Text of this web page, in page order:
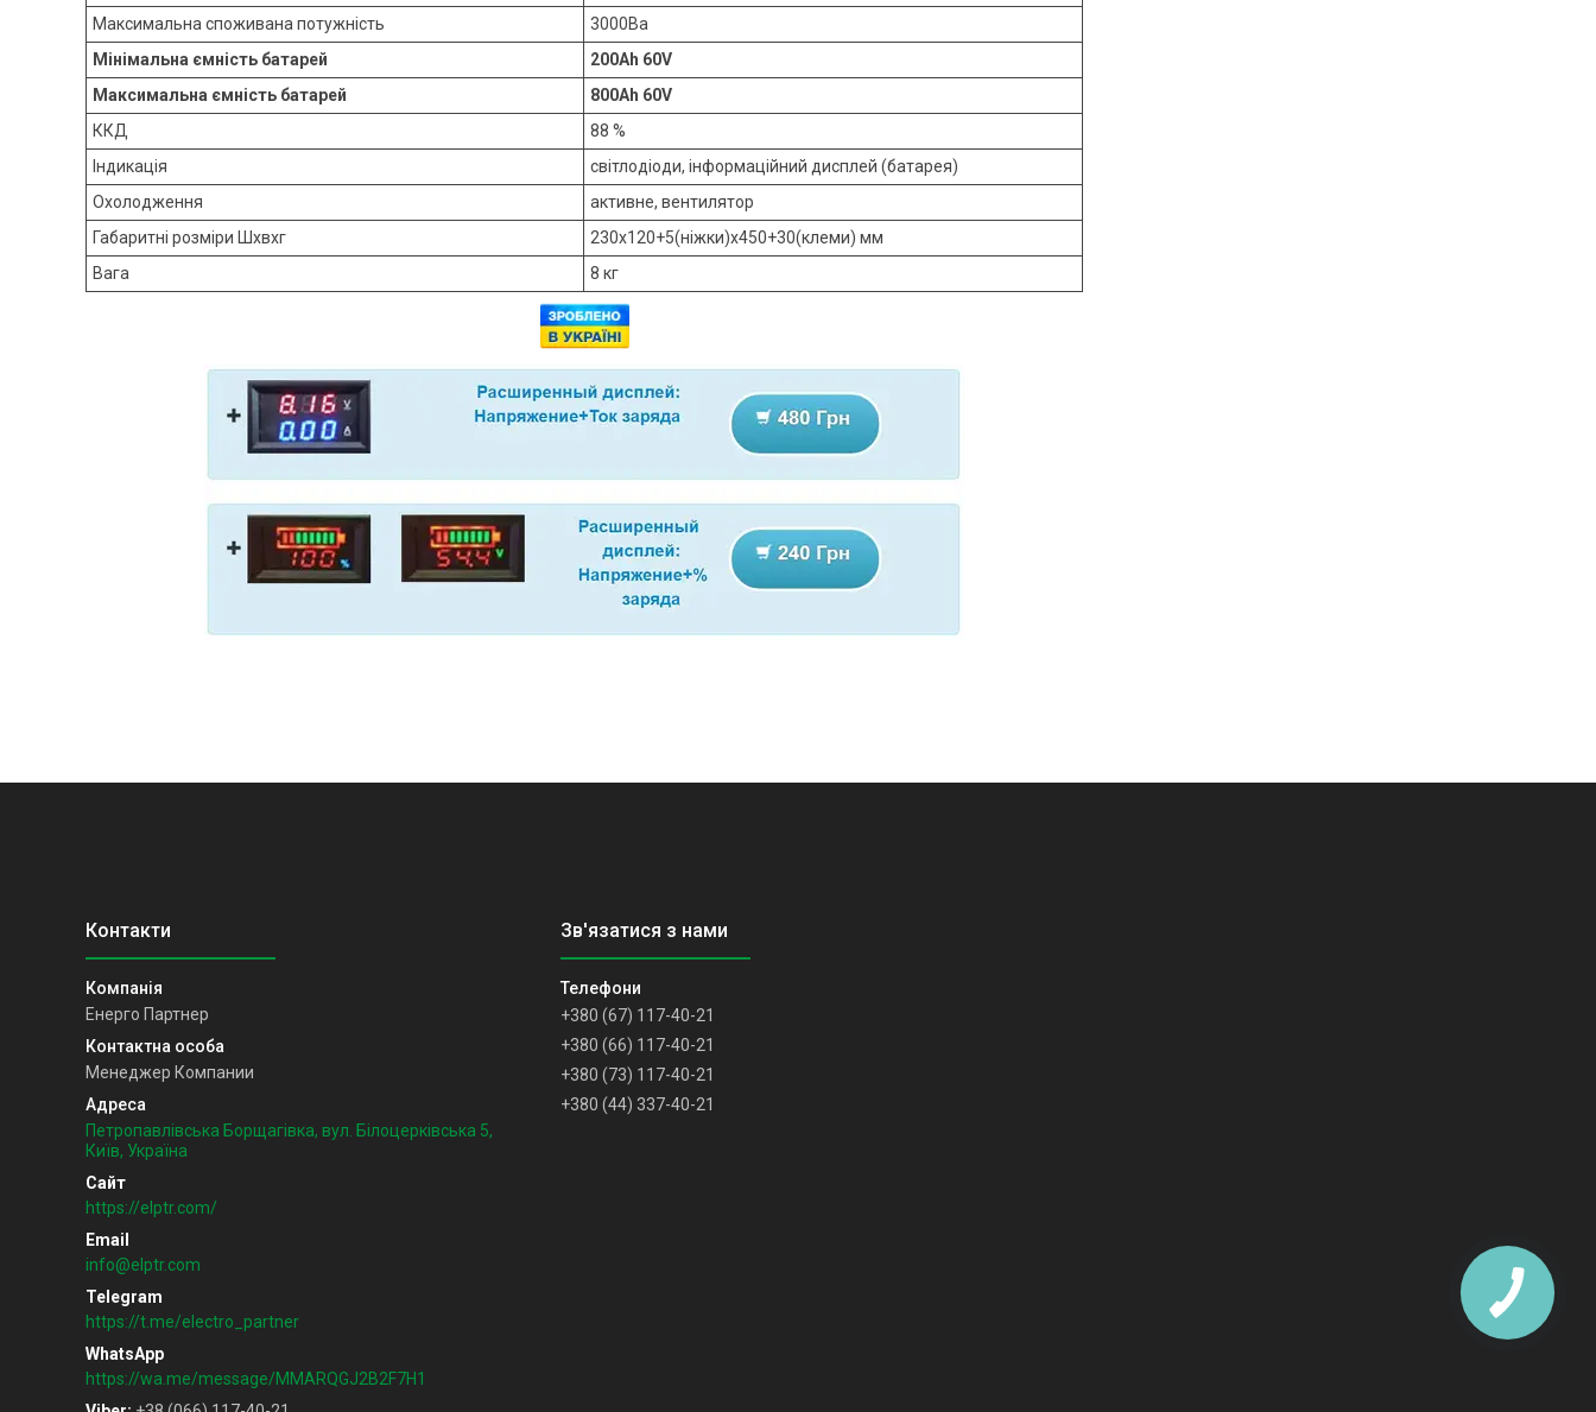
Максимальна споживана потужність
3000Ва
Мінімальна ємність батарей
200Ah 60V
Максимальна ємність батарей
800Ah 60V
ККД
88 %
Індикація
світлодіоди, інформаційний дисплей (батарея)
Охолодження
активне, вентилятор
Габаритні розміри Шхвхг
230х120+5(ніжки)х450+30(клеми) мм
Вага
8 кг
Енерго Партнер
Менеджер Компании
Петропавлівська Борщагівка, вул. Білоцерківська 5,
Київ, Україна
https://elptr.com/
info@elptr.com
https://t.me/electro_partner
https://wa.me/message/MMARQGJ2B2F7H1
+380 (67) 117-40-21
+380 (66) 117-40-21
+380 (73) 117-40-21
+380 (44) 337-40-21